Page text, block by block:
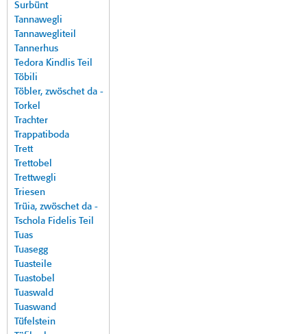
Surbünt
Tannawegli
Tannawegliteil
Tannerhus
Tedora Kindlis Teil
Töbili
Töbler, zwöschet da -
Torkel
Trachter
Trappatiboda
Trett
Trettobel
Trettwegli
Triesen
Trüia, zwöschet da -
Tschola Fidelis Teil
Tuas
Tuasegg
Tuasteile
Tuastobel
Tuaswald
Tuaswand
Tüfelstein